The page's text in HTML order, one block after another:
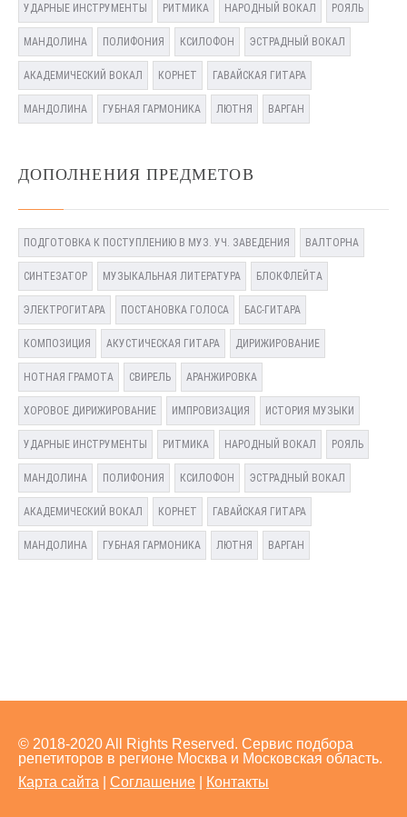
УДАРНЫЕ ИНСТРУМЕНТЫ РИТМИКА НАРОДНЫЙ ВОКАЛ РОЯЛЬ
МАНДОЛИНА ПОЛИФОНИЯ КСИЛОФОН ЭСТРАДНЫЙ ВОКАЛ
АКАДЕМИЧЕСКИЙ ВОКАЛ КОРНЕТ ГАВАЙСКАЯ ГИТАРА
МАНДОЛИНА ГУБНАЯ ГАРМОНИКА ЛЮТНЯ ВАРГАН
ДОПОЛНЕНИЯ ПРЕДМЕТОВ
ПОДГОТОВКА К ПОСТУПЛЕНИЮ В МУЗ. УЧ. ЗАВЕДЕНИЯ ВАЛТОРНА
СИНТЕЗАТОР МУЗЫКАЛЬНАЯ ЛИТЕРАТУРА БЛОКФЛЕЙТА
ЭЛЕКТРОГИТАРА ПОСТАНОВКА ГОЛОСА БАС-ГИТАРА
КОМПОЗИЦИЯ АКУСТИЧЕСКАЯ ГИТАРА ДИРИЖИРОВАНИЕ
НОТНАЯ ГРАМОТА СВИРЕЛЬ АРАНЖИРОВКА
ХОРОВОЕ ДИРИЖИРОВАНИЕ ИМПРОВИЗАЦИЯ ИСТОРИЯ МУЗЫКИ
УДАРНЫЕ ИНСТРУМЕНТЫ РИТМИКА НАРОДНЫЙ ВОКАЛ РОЯЛЬ
МАНДОЛИНА ПОЛИФОНИЯ КСИЛОФОН ЭСТРАДНЫЙ ВОКАЛ
АКАДЕМИЧЕСКИЙ ВОКАЛ КОРНЕТ ГАВАЙСКАЯ ГИТАРА
МАНДОЛИНА ГУБНАЯ ГАРМОНИКА ЛЮТНЯ ВАРГАН
© 2018-2020 All Rights Reserved. Сервис подбора
репетиторов в регионе Москва и Московская область.
Карта сайта
Соглашение Контакты